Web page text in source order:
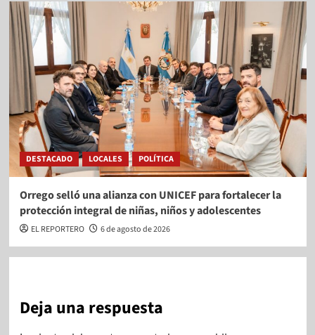
DESTACADO LOCALES POLÍTICA
Orrego selló una alianza con UNICEF para fortalecer la
protección integral de niñas, niños y adolescentes
EL REPORTERO 6 de agosto de 2026
Deja una respuesta